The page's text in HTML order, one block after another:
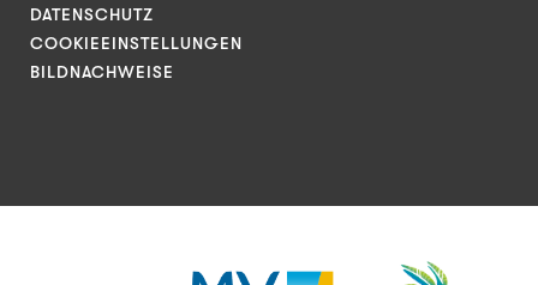
DATENSCHUTZ
COOKIEEINSTELLUNGEN
BILDNACHWEISE